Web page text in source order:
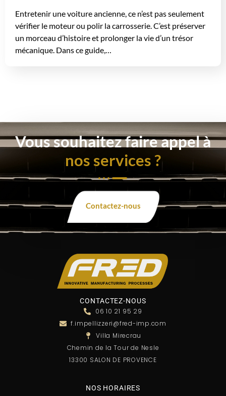
Entretenir une voiture ancienne, ce n’est pas seulement
vérifier le moteur ou polir la carrosserie. C’est préserver
un morceau d’histoire et prolonger la vie d’un trésor
mécanique. Dans ce guide,…
Vous souhaitez faire appel à
nos services ?
Contactez-nous
CONTACTEZ-NOUS
06 10 21 95 29
f.impellizzeri@fred-imp.com
Villa Mirecrau
Chemin de la Tour de Nesle
13300 SALON DE PROVENCE
NOS HORAIRES